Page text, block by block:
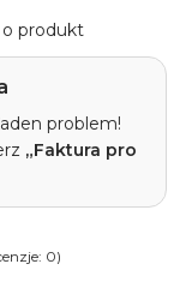
produkt
problem!
„Faktura pro
0)